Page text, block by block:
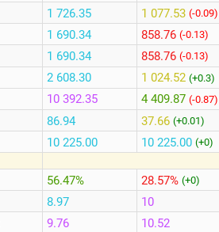
1 726.35
1 690.34
1 690.34
2 608.30
10 392.35
86.94
10 225.00
56.47%
8.97
9.76
1 077.53 (-0.09)
858.76 (-0.13)
858.76 (-0.13)
1 024.52 (+0.3)
4 409.87 (-0.87)
37.66 (+0.01)
10 225.00 (+0)
28.57% (+0)
10
10.52